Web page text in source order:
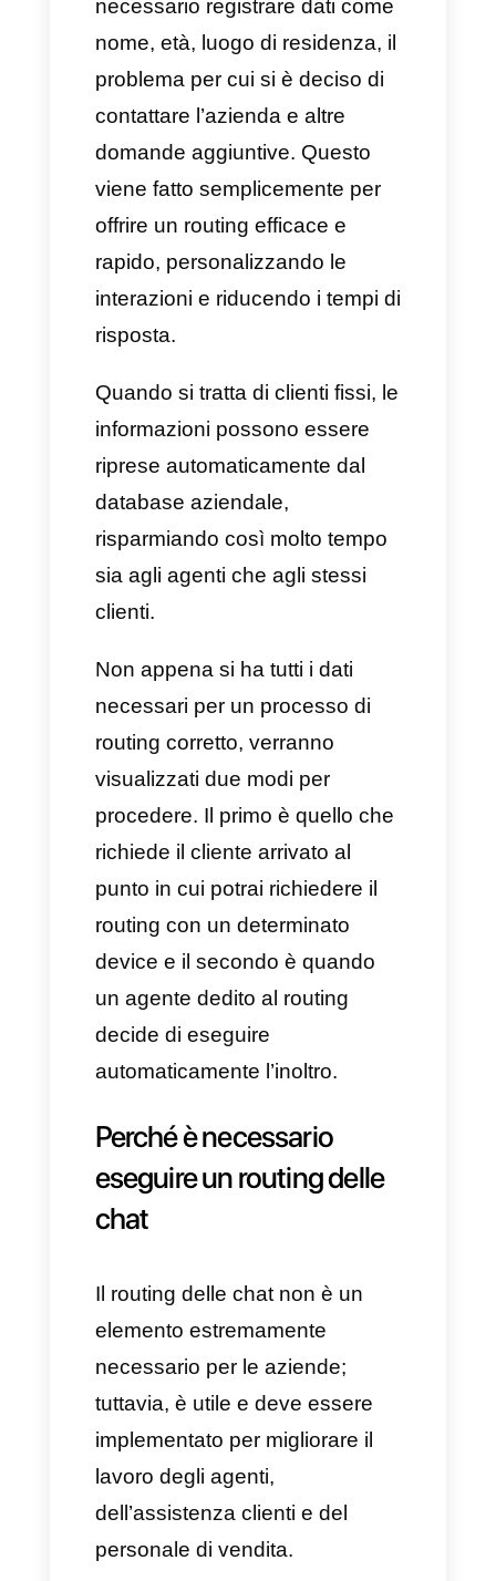
funzionare l’utente deve avviare
una conversazione con
l’azienda: basterà cliccare su un
widget o registrarsi sulla
piattaforma.
L’idea generale è quella di
rendere tutto il più semplice e
rapido possibile, permettendo al
cliente di comunicare e trovare il
team adatto alle sue esigenze.
Quando un cliente o potenziale
tale avvia una conversazione,
ciò che conta sono le
sistema di routing ha l’obiettivo
di raccogliere quanti più dettagli
possibili così da effettuare un
processo di successo.
Potrebbe quindi essere
necessario registrare dati come
nome, età, luogo di residenza, il
problema per cui si è deciso di
contattare l’azienda e altre
viene fatto semplicemente per
offrire un routing efficace e
rapido, personalizzando le
risposta.
Quando si tratta di clienti fissi, le
informazioni possono essere
riprese automaticamente dal
database aziendale,
risparmiando così molto tempo